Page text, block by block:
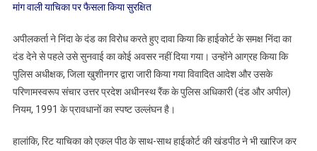
मांग वाली याचिका पर फैसला किया सुरक्षित
अपीलकर्ता ने निंदा के दंड का विरोध करते हुए दावा किया कि हाईकोर्ट के समक्ष निंदा का
दंड देने से पहले उसे सुनवाई का कोई अवसर नहीं दिया गया। उन्होंने आग्रह किया कि
पुलिस अधीक्षक, जिला खुशीनगर द्वारा जारी किया गया विवादित आदेश और उसके
परिणामस्वरूप संचार उत्तर प्रदेश अधीनस्थ रैंक के पुलिस अधिकारी (दंड और अपील)
नियम, 1991 के प्रावधानों का स्पष्ट उल्लंघन है।
हालांकि, रिट याचिका को एकल पीठ के साथ-साथ हाईकोर्ट की खंडपीठ ने भी खारिज कर